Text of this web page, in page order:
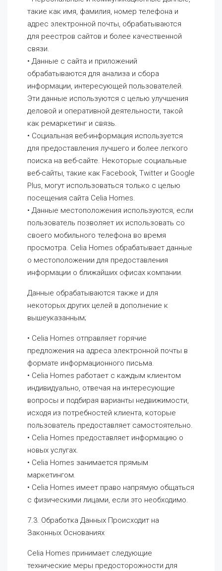
такие как имя, фамилия, номер телефона и
адрес электронной почты, обрабатываются
для реестров сайтов и более качественной
связи.
• Данные c сайта и приложений
обрабатываются для анализа и сбора
информации, интересующей пользователей.
Эти данные используются с целью улучшения
деловой и оперативной деятельности, такой
как ремаркетинг и связь.
• Социальная веб-информация используется
для предоставления лучшего и более легкого
поиска на веб-сайте. Некоторые социальные
веб-сайты, такие как Facebook, Twitter и Google
Plus, могут использоваться только с целью
посещения сайта Celia Homes.
• Данные местоположения используются, если
пользователь позволяет их использовать со
своего мобильного телефона во время
просмотра. Celia Homes обрабатывает данные
о местоположении для предоставления
информации о ближайших офисах компании.
Данные обрабатываются также и для
некоторых других целей в дополнение к
вышеуказанным;
• Celia Homes отправляет горячие
предложения на адреса электронной почты в
формате информационного письма.
• Celia Homes работает с каждым клиентом
индивидуально, отвечая на интересующие
вопросы и подбирая варианты недвижимости,
исходя из потребностей клиента, которые
пользователь предоставляет самостоятельно.
• Celia Homes предоставляет информацию о
новых услугах.
• Celia Homes занимается прямым
маркетингом.
• Celia Homes имеет право напрямую общаться
с физическими лицами, если это необходимо.
7.3. Обработка Данных Происходит на
Законных Основаниях
Celia Homes принимает следующие
технические меры предосторожности для